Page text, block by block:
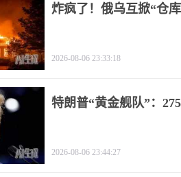
炸疯了！俄乌互掀“仓
2026-08-06 23:33:18
特朗普“黄金舰队”：
2026-08-06 23:44:27